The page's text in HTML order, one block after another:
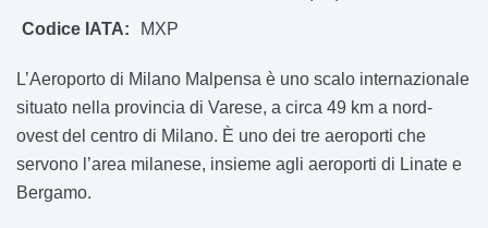
Codice IATA:
MXP
L’Aeroporto di Milano Malpensa è uno scalo internazionale
situato nella provincia di Varese, a circa 49 km a nord-
ovest del centro di Milano. È uno dei tre aeroporti che
servono l’area milanese, insieme agli aeroporti di Linate e
Bergamo.